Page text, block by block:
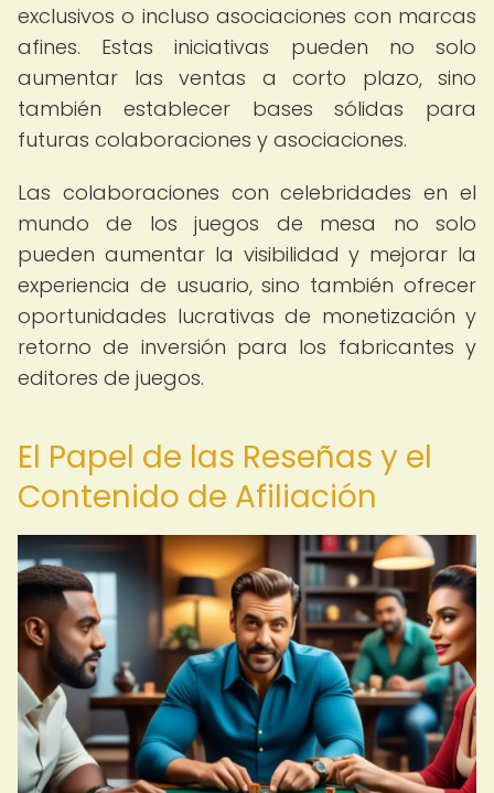
exclusivos o incluso asociaciones con marcas
afines. Estas iniciativas pueden no solo
aumentar las ventas a corto plazo, sino
también establecer bases sólidas para
futuras colaboraciones y asociaciones.
Las colaboraciones con celebridades en el
mundo de los juegos de mesa no solo
pueden aumentar la visibilidad y mejorar la
experiencia de usuario, sino también ofrecer
oportunidades lucrativas de monetización y
retorno de inversión para los fabricantes y
editores de juegos.
El Papel de las Reseñas y el
Contenido de Afiliación